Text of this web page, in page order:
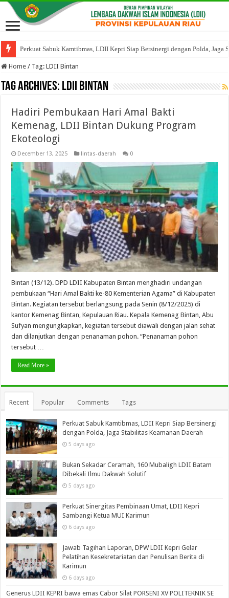
Perkuat Sabuk Kamtibmas, LDII Kepri Siap Bersinergi dengan Polda, Jaga
Home / Tag:LDII Bintan
Tag Archives: LDII Bintan
Hadiri Pembukaan Hari Amal Bakti
Kemenag, LDII Bintan Dukung Program
Ekoteologi
December 13, 2025 lintas-daerah 0
Bintan (13/12). DPD LDII Kabupaten Bintan menghadiri undangan
pembukaan “Hari Amal Bakti ke-80 Kementerian Agama” di Kabupaten
Bintan. Kegiatan tersebut berlangsung pada Senin (8/12/2025) di
kantor Kemenag Bintan, Kepulauan Riau. Kepala Kemenag Bintan, Abu
Sufyan mengungkapkan, kegiatan tersebut diawali dengan jalan sehat
dan dilanjutkan dengan penanaman pohon. “Penanaman pohon
tersebut …
Read More »
Recent Popular Comments Tags
Perkuat Sabuk Kamtibmas, LDII Kepri Siap Bersinergi
dengan Polda, Jaga Stabilitas Keamanan Daerah
5 days ago
Bukan Sekadar Ceramah, 160 Mubaligh LDII Batam
Dibekali Ilmu Dakwah Solutif
5 days ago
Perkuat Sinergitas Pembinaan Umat, LDII Kepri
Sambangi Ketua MUI Karimun
6 days ago
Jawab Tagihan Laporan, DPW LDII Kepri Gelar
Pelatihan Kesekretariatan dan Penulisan Berita di
Karimun
6 days ago
Generus LDII KEPRI bawa emas Cabor Silat PORSENI XV POLITEKNIK SE